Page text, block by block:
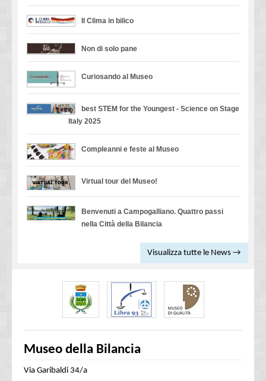
Il Clima in bilico
Non di solo pane
Curiosando al Museo
best STEM for the Youngest - Science on Stage
Italy 2025
Compleanni e feste al Museo
Virtual tour del Museo!
Benvenuti a Campogalliano. Quattro passi
nella Città della Bilancia
Visualizza tutte le News →
Museo della Bilancia
Via Garibaldi 34/a